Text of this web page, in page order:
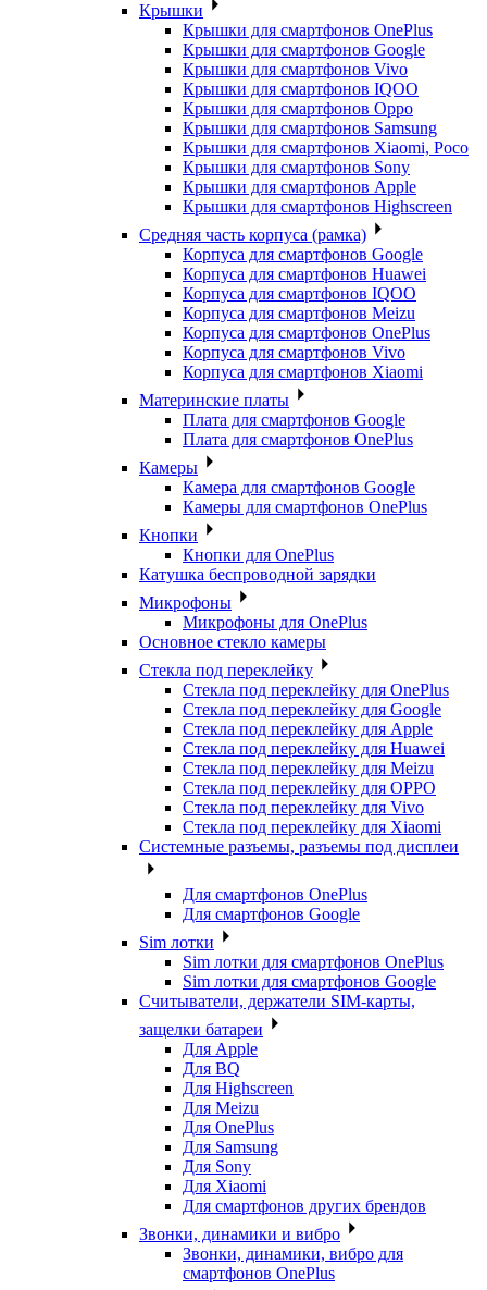
Крышки
Крышки для смартфонов OnePlus
Крышки для смартфонов Google
Крышки для смартфонов Vivo
Крышки для смартфонов IQOO
Крышки для смартфонов Oppo
Крышки для смартфонов Samsung
Крышки для смартфонов Xiaomi, Poco
Крышки для смартфонов Sony
Крышки для смартфонов Apple
Крышки для смартфонов Highscreen
Средняя часть корпуса (рамка)
Корпуса для смартфонов Google
Корпуса для смартфонов Huawei
Корпуса для смартфонов IQOO
Корпуса для смартфонов Meizu
Корпуса для смартфонов OnePlus
Корпуса для смартфонов Vivo
Корпуса для смартфонов Xiaomi
Материнские платы
Плата для смартфонов Google
Плата для смартфонов OnePlus
Камеры
Камера для смартфонов Google
Камеры для смартфонов OnePlus
Кнопки
Кнопки для OnePlus
Катушка беспроводной зарядки
Микрофоны
Микрофоны для OnePlus
Основное стекло камеры
Стекла под переклейку
Стекла под переклейку для OnePlus
Стекла под переклейку для Google
Стекла под переклейку для Apple
Стекла под переклейку для Huawei
Стекла под переклейку для Meizu
Стекла под переклейку для OPPO
Стекла под переклейку для Vivo
Стекла под переклейку для Xiaomi
Системные разъемы, разъемы под дисплеи
Для смартфонов OnePlus
Для смартфонов Google
Sim лотки
Sim лотки для смартфонов OnePlus
Sim лотки для смартфонов Google
Считыватели, держатели SIM-карты,
защелки батареи
Для Apple
Для BQ
Для Highscreen
Для Meizu
Для OnePlus
Для Samsung
Для Sony
Для Xiaomi
Для смартфонов других брендов
Звонки, динамики и вибро
Звонки, динамики, вибро для
смартфонов OnePlus